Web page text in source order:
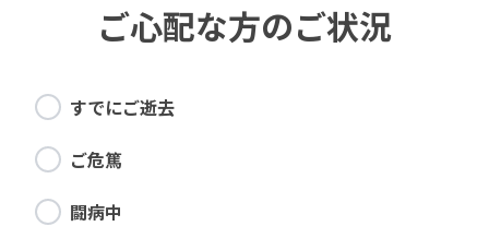
ご心配な方のご状況
すでにご逝去
ご危篤
闘病中